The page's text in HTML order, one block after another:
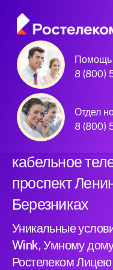
Помощь
8 (800)
Отдел
8 (800)
партнер
Подключили
кабельное
проспект
Березниках
Уникальные
Wink, Умному
Ростелеком